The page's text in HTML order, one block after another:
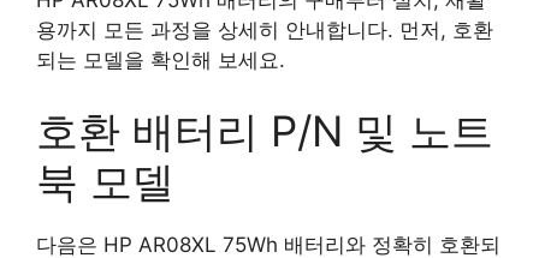
용까지 모든 과정을 상세히 안내합니다. 먼저, 호환
되는 모델을 확인해 보세요.
호환 배터리 P/N 및 노트
북 모델
다음은 HP AR08XL 75Wh 배터리와 정확히 호환되